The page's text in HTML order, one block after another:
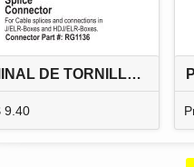
TERMINAL DE TORNILLOS PARA EMPALMES DENTRO DE LAS CAJAS J/ELR Y HDJ/ELR
9.40